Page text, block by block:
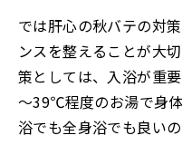
では肝心の秋バテの対
ンスを整えることが大
策としては、入浴が重
～39℃程度のお湯で身
浴でも全身浴でも良い